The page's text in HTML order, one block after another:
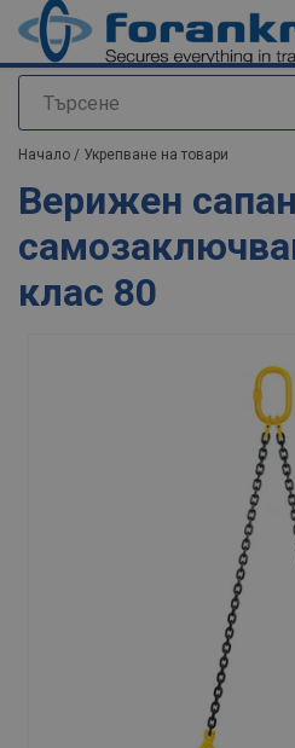
Търсене
е добавен към вашето запитване
Начало / Укрепване на товари
Верижен
клас 80